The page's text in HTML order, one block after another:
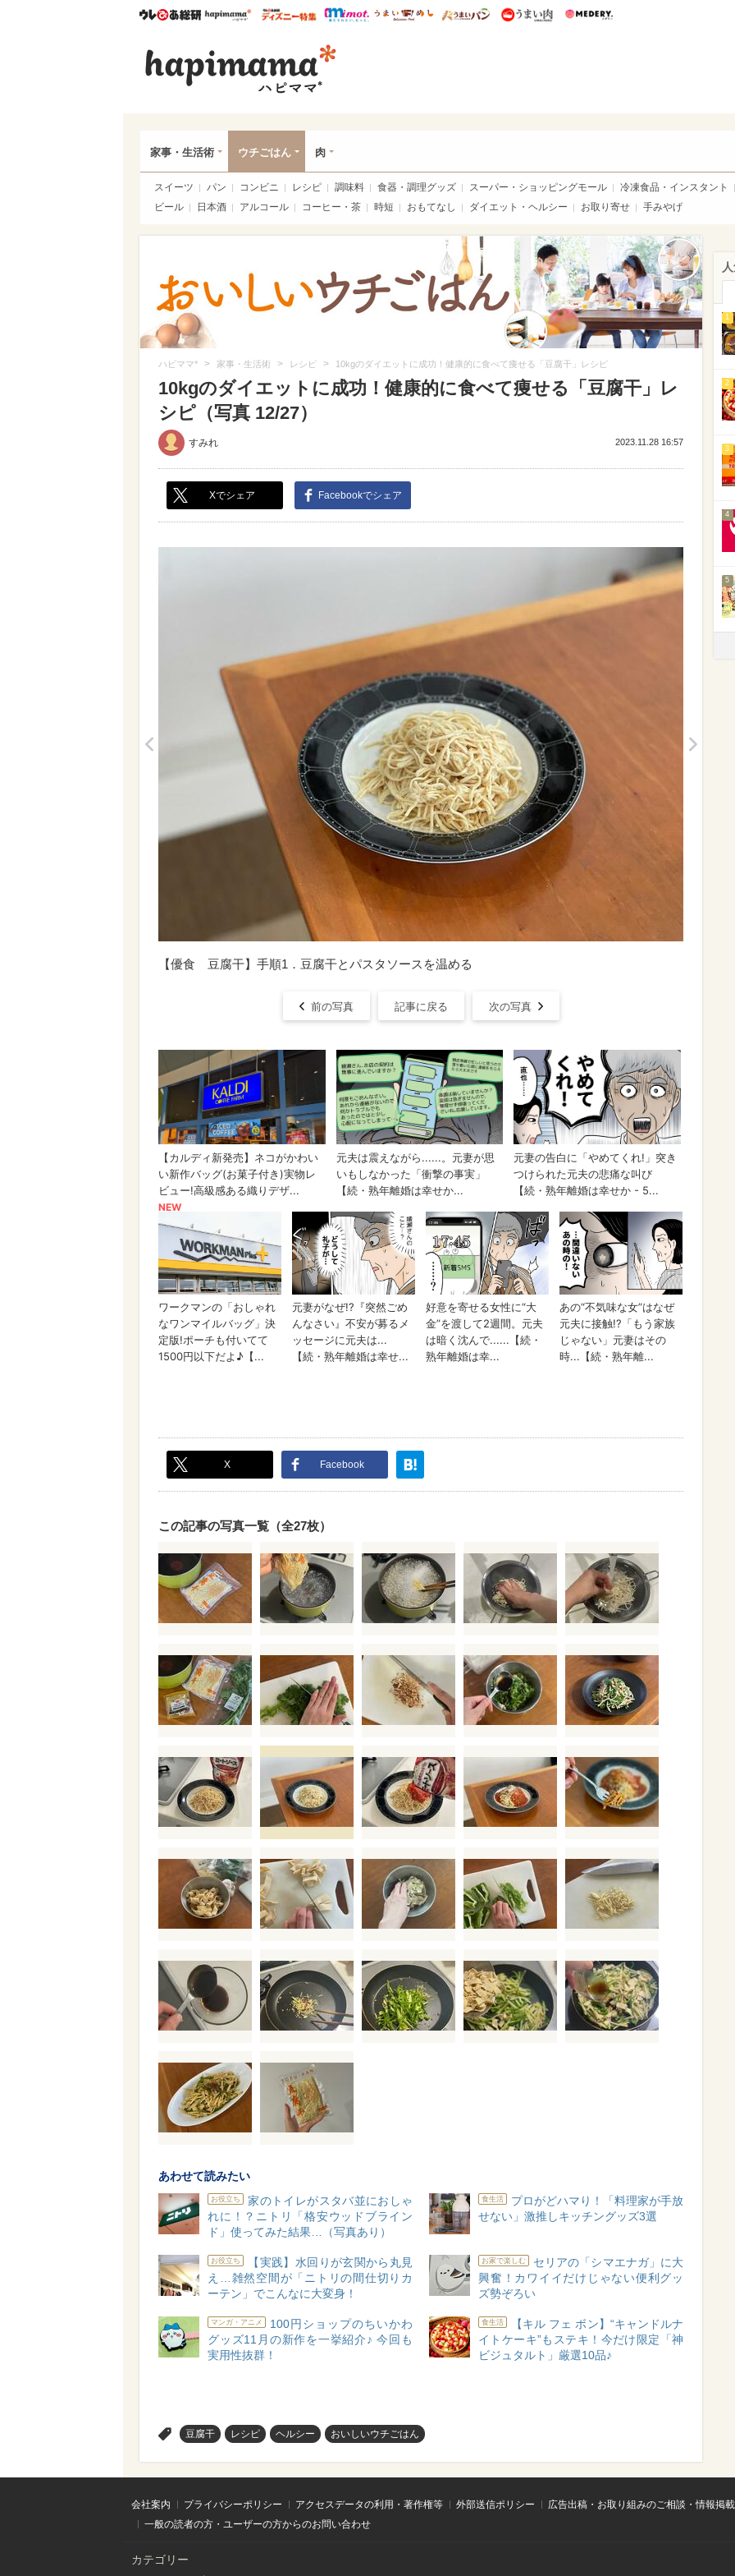
ウレぴあ総研ハピママ* ウレぴあ総研 ディズニー特集
mimot. うまいめし うまいパン うまい肉
家事・生活術 ウチごはん 肉
スイーツ パン コンビニ レシピ 調味料 食器・調理グッズ スーパー・ショッピングモール
冷凍食品・インスタント
ビール
日本酒 アルコール コーヒー・茶 時短 おもてなし ダイエット・ヘルシー お取り寄せ 手みやげ
ハピママ* > 家事・生活術 > レシピ > 10kgのダイエットに成功！健康的に食べて痩せる「豆腐干」レシピ
10kgのダイエットに成功！健康的に食べて痩せる「豆腐干」レ
シピ（写真 12/27）
すみれ 2023.11.28 16:57
Xでシェア Facebookでシェア
【優食 豆腐干】手順1．豆腐干とパスタソースを温める
前の写真 記事に戻る 次の写真
X Facebook
この記事の写真一覧（全27枚）
あわせて読みたい
お役立ち
家のトイレがスタバ並におしゃ
れに！？ニトリ「格安ウッドブライン
ド」使ってみた結果…（写真あり）
食生活
プロがどハマり！「料理家が手放
せない」激推しキッチングッズ3選
お役立ち
【実践】水回りが玄関から丸見
え…雑然空間が「ニトリの間仕切りカ
ーテン」でこんなに大変身！
お家で楽しむ
セリアの「シマエナガ」に大
興奮！カワイイだけじゃない便利グッ
ズ勢ぞろい
マンガ・アニメ
100円ショップのちいかわ
グッズ11月の新作を一挙紹介♪ 今回も
実用性抜群！
食生活
【キル フェ ボン】“キャンドルナ
イトケーキ”もステキ！今だけ限定「神
ビジュタルト」厳選10品♪
豆腐干 レシピ ヘルシー おいしいウチごはん
1
2
3
4
5
会社案内 プライバシーポリシー アクセスデータの利用・著作権等 外部送信ポリシー
広告出稿・お取り組みのご相談・情報掲
一般の読者の方・ユーザーの方からのお問い合わせ
カテゴリー